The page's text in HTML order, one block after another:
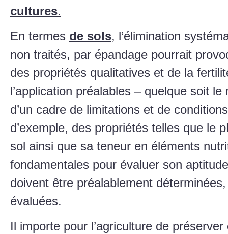
cultures.
En termes de sols, l’élimination
non traités, par épandage pourrait
des propriétés qualitatives et de la
l’application préalables – quelque soit
d’un cadre de limitations et de
d’exemple, des propriétés telles que le
sol ainsi que sa teneur en éléments
fondamentales pour évaluer son
doivent être préalablement
évaluées.
Il importe pour l’agriculture de